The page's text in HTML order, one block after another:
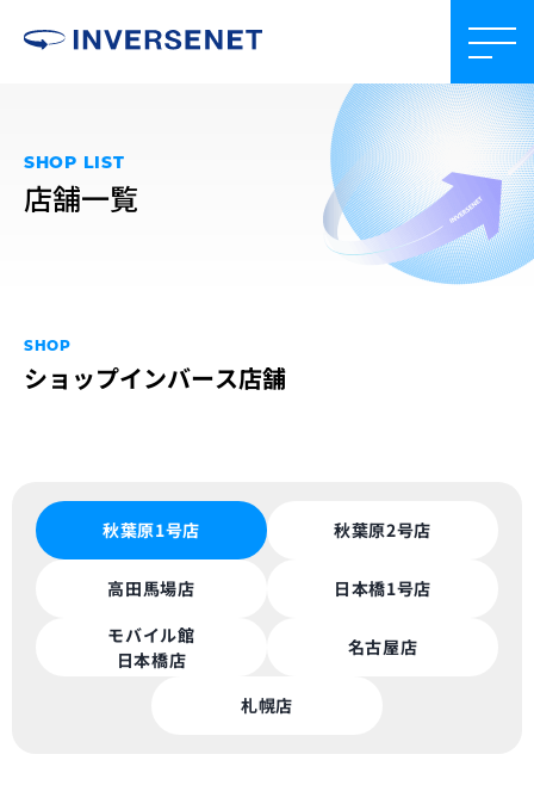
SHOP LIST
店舗一覧
SHOP
ショップインバース店舗
秋葉原1号店 秋葉原2号店
高田馬場店
日本橋1号店
モバイル館
日本橋店
名古屋店
札幌店